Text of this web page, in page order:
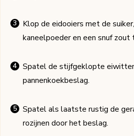
Klop de eidooiers met de
kaneelpoeder en een snuf
Spatel de stijfgeklopte
pannenkoekbeslag.
Spatel als laatste rustig de
rozijnen door het beslag.